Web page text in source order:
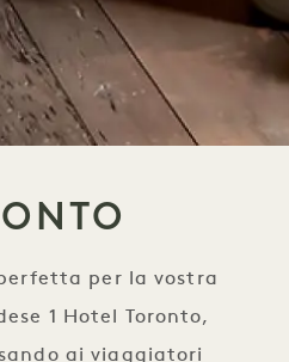
per la vostra
1 Hotel Toronto,
ai viaggiatori